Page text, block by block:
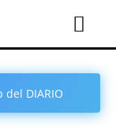
del DIARIO